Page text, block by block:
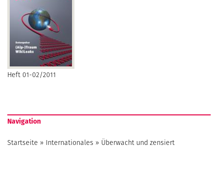
Heft 01-02/2011
Navigation
Startseite » Internationales » Überwacht und zensiert